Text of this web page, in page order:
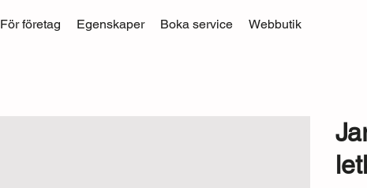
För företag Egenskaper Boka service Webbutik